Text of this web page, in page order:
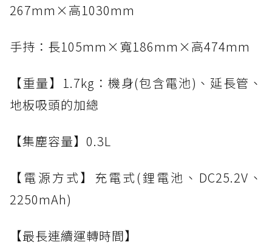
267mm×高1030mm
手持：長105mm×寬186mm×高474mm
【重量】1.7kg：機身(包含電池)、延長管、
地板吸頭的加總
【集塵容量】0.3L
【電源方式】充電式(鋰電池、DC25.2V、
2250mAh)
【最長連續運轉時間】